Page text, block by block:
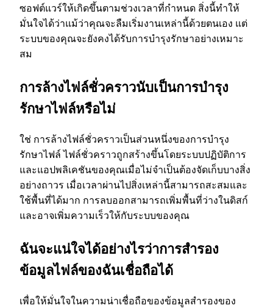
ซอฟต์แวร์ให้เกิดขึ้นตามช่วงเวลาที่กําหนด สิ่งนี้ทําให้
มั่นใจได้ว่าแม้ว่าคุณจะลืมเริ่มงานเหล่านี้ด้วยตนเอง แต่
ระบบของคุณจะยังคงได้รับการบํารุงรักษาอย่างเหมาะ
สม
การล้างไฟล์ชั่วคราวนับเป็นการบํารุง
รักษาไฟล์หรือไม่
ใช่ การล้างไฟล์ชั่วคราวเป็นส่วนหนึ่งของการบํารุง
รักษาไฟล์ ไฟล์ชั่วคราวถูกสร้างขึ้นโดยระบบปฏิบัติการ
และแอปพลิเคชันของคุณเมื่อไม่จําเป็นต้องจัดเก็บบางสิ่ง
อย่างถาวร เมื่อเวลาผ่านไปสิ่งเหล่านี้สามารถสะสมและ
ใช้พื้นที่ได้มาก การลบออกสามารถเพิ่มพื้นที่ว่างในดิสก์
และอาจเพิ่มความเร็วให้กับระบบของคุณ
ฉันจะแน่ใจได้อย่างไรว่าการสํารอง
ข้อมูลไฟล์ของฉันเชื่อถือได้
เพื่อให้มั่นใจในความน่าเชื่อถือของข้อมูลสํารองของ